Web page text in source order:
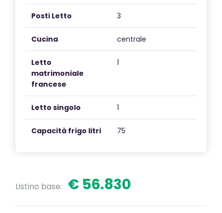
Posti Letto 3
Cucina centrale
Letto
matrimoniale
francese
1
Letto singolo 1
Capacità frigo litri 75
Listino base: € 56.830